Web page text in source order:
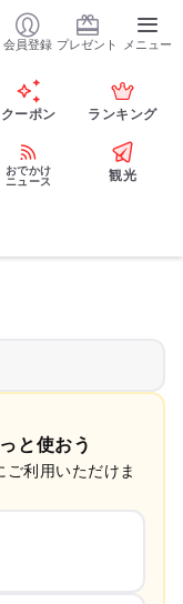
会員登録 プレゼント メニュー
クーポン ランキング
おでかけ
ニュース
観光
と使おう
利用いただけま